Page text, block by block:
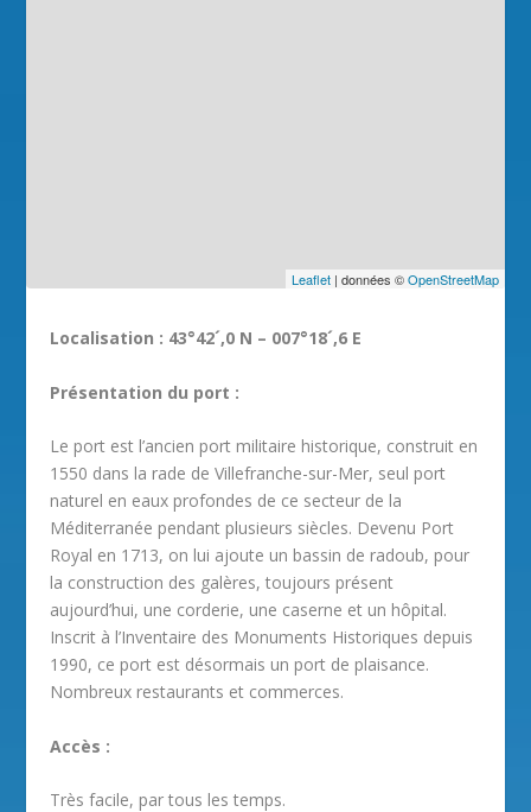
Leaflet| données ©OpenStreetMap
Localisation : 43°42´,0 N – 007°18´,6 E
Présentation du port :
Le port est l’ancien port militaire historique, construit en
1550 dans la rade de Villefranche-sur-Mer, seul port
naturel en eaux profondes de ce secteur de la
Méditerranée pendant plusieurs siècles. Devenu Port
Royal en 1713, on lui ajoute un bassin de radoub, pour
la construction des galères, toujours présent
aujourd’hui, une corderie, une caserne et un hôpital.
Inscrit à l’Inventaire des Monuments Historiques depuis
1990, ce port est désormais un port de plaisance.
Nombreux restaurants et commerces.
Accès :
Très facile, par tous les temps.